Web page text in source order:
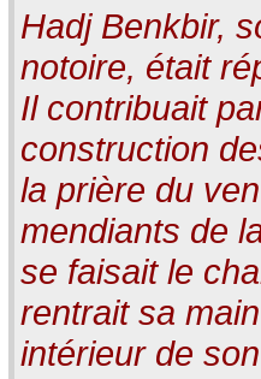
Hadj Benkbir,
notoire, était
Il contribuait
construction
la prière du
mendiants de
se faisait le
rentrait sa
intérieur de